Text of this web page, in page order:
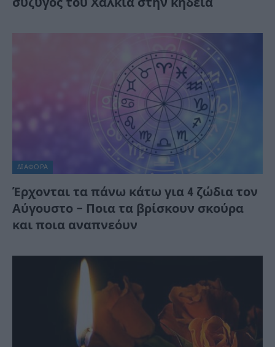
ΔΙΆΦΟΡΑ
Έρχονται τα πάνω κάτω για 4 ζώδια τον
Αύγουστο – Ποια τα βρίσκουν σκούρα
και ποια αναπνεόυν